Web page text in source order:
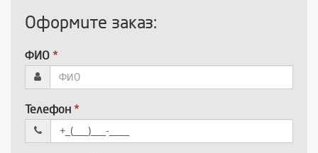
Оформите заказ:
ФИО *
Телефон *